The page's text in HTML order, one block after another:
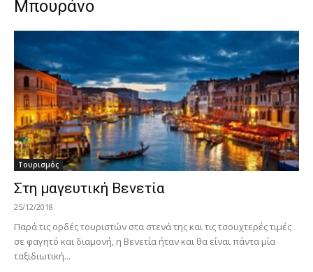
Μπουράνο
Τουρισμός
Στη μαγευτική Βενετία
25/12/2018
Παρά τις ορδές τουριστών στα στενά της και τις τσουχτερές τιμές
σε φαγητό και διαμονή, η Βενετία ήταν και θα είναι πάντα μία
ταξιδιωτική...